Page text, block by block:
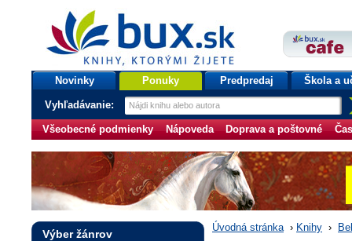
bux.sk
knihy, ktorými žijete
Úvodná stránka
Novinky Ponuky Predpredaj Škola a
Vyhľadávanie:
Všeobecné podmienky Nápoveda Doprava a poštovné
Úvodná stránka › Knihy ›
Výber žánrov